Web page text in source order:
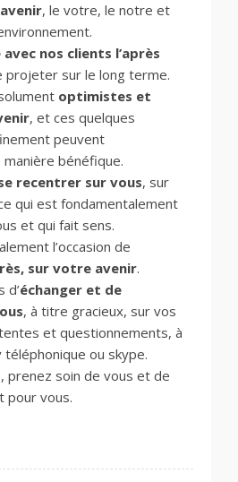
, le votre, le notre et
nos clients l’après
projeter sur le long terme.
optimistes et
, et ces quelques
peuvent
manière bénéfique.
recentrer sur vous, sur
qui est fondamentalement
et qui fait sens.
l’occasion de
sur votre avenir.
d’échanger et de
, à titre gracieux, sur vos
et questionnements, à
téléphonique ou skype.
prenez soin de vous et de
pour vous.